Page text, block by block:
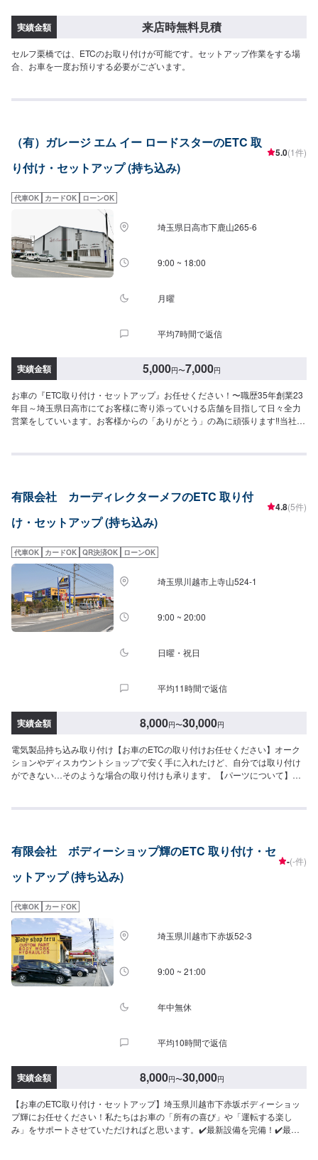
実績金額 来店時無料見積
セルフ栗橋では、ETCのお取り付けが可能です。セットアップ作業をする場
合、お車を一度お預りする必要がございます。
（有）ガレージ エム イー ロードスターのETC 取
り付け・セットアップ (持ち込み)
5.0(1件)
代車OK カードOK ローンOK
埼玉県日高市下鹿山265-6
9:00 ~ 18:00
月曜
平均7時間で返信
実績金額 5,000円〜7,000円
お車の『ETC取り付け・セットアップ』お任せください！〜職歴35年創業23
年目～埼玉県日高市にてお客様に寄り添っていける店舗を目指して日々全力
営業をしていいます。お客様からの「ありがとう」の為に頑張ります‼当社は
す。ご希望のお客様は車種情報・車検証・パーツの詳細をオファー送信時に
業開始【4】仕上がり次第納車<代車について>自費修理、整備に限り代車の
貸し出しを無料で行っております。有償でのレンタル貸出も行っておりま
す。お気軽にご相談下さい。※代車の燃料代はお客様にご負担いただいており
有限会社 カーディレクターメフのETC 取り付
け・セットアップ (持ち込み)
4.8(5件)
代車OK カードOK QR決済OK ローンOK
埼玉県川越市上寺山524-1
9:00 ~ 20:00
日曜・祝日
平均11時間で返信
実績金額 8,000円〜30,000円
電気製品持ち込み取り付け【お車のETCの取り付けお任せください】オーク
ションやディスカウントショップで安く手に入れたけど、自分では取り付け
ができない…そのような場合の取り付けも承ります。【パーツについて】パ
作業中は代車の貸し出しが可能です。※燃料代はお客様負担となります【営業
有限会社 ボディーショップ輝のETC 取り付け・セ
ットアップ (持ち込み)
-(-件)
代車OK カードOK
埼玉県川越市下赤坂52‐3
9:00 ~ 21:00
年中無休
平均10時間で返信
実績金額 8,000円〜30,000円
【お車のETC取り付け・セットアップ】埼玉県川越市下赤坂ボディーショッ
プ輝にお任せください！私たちはお車の「所有の喜び」や「運転する楽し
み」をサポートさせていただければと思います。✔️最新設備を完備！✔️最先